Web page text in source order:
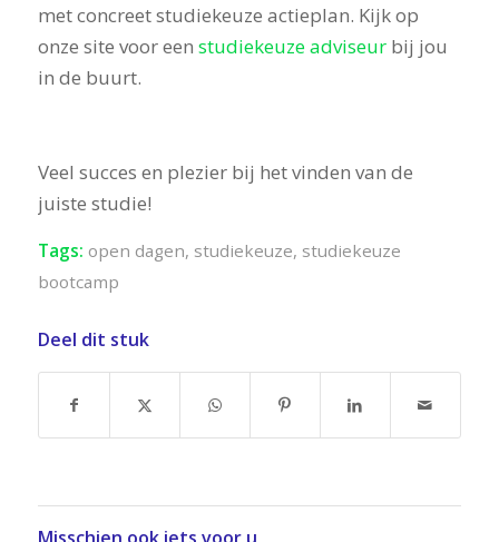
met concreet studiekeuze actieplan. Kijk op
onze site voor een studiekeuze adviseurbij jou
in de buurt.
Veel succes en plezier bij het vinden van de
juiste studie!
Tags: open dagen, studiekeuze, studiekeuze
bootcamp
Deel dit stuk